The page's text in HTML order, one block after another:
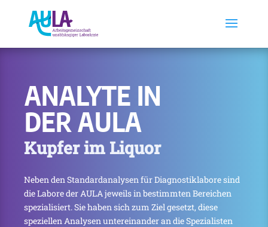
ANALYTE IN
DER AULA
Kupfer im Liquor
Neben den Standardanalysen für Diagnostiklabore sind
die Labore der AULA jeweils in bestimmten Bereichen
spezialisiert. Sie haben sich zum Ziel gesetzt, diese
speziellen Analysen untereinander an die Spezialisten